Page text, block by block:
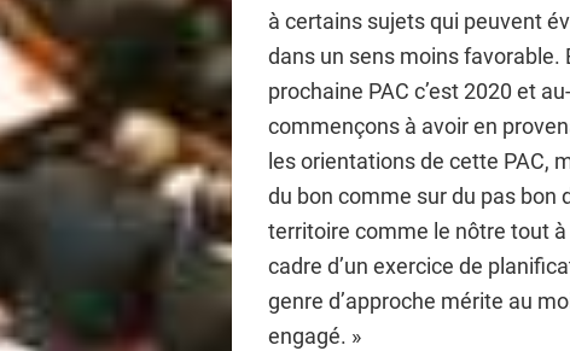
à certains sujets qui peuvent
dans un sens moins favorable.
prochaine PAC c’est 2020 et
commençons à avoir en
les orientations de cette PAC,
du bon comme sur du pas bon
territoire comme le nôtre tout
cadre d’un exercice de
genre d’approche mérite au
engagé. »